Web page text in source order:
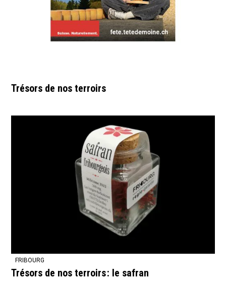
Trésors de nos terroirs
FRIBOURG
Trésors de nos terroirs : le safran